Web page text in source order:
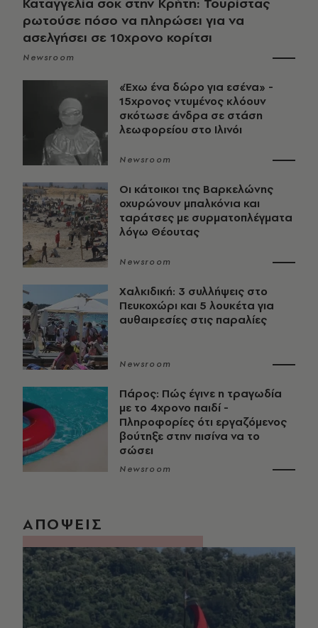
ρωτούσε πόσο να πληρώσει για να
ασελγήσει σε 10χρονο κορίτσι
Newsroom
«Έχω ένα δώρο για εσένα» -
15χρονος ντυμένος κλόουν
σκότωσε άνδρα σε στάση
λεωφορείου στο Ιλινόι
Newsroom
Οι κάτοικοι της Βαρκελώνης
οχυρώνουν μπαλκόνια και
ταράτσες με συρματοπλέγματα
λόγω Θέουτας
Newsroom
Χαλκιδική: 3 συλλήψεις στο
Πευκοχώρι και 5 λουκέτα για
αυθαιρεσίες στις παραλίες
Newsroom
Πάρος: Πώς έγινε η τραγωδία
με το 4χρονο παιδί -
Πληροφορίες ότι εργαζόμενος
βούτηξε στην πισίνα να το
σώσει
Newsroom
ΑΠΟΨΕΙΣ